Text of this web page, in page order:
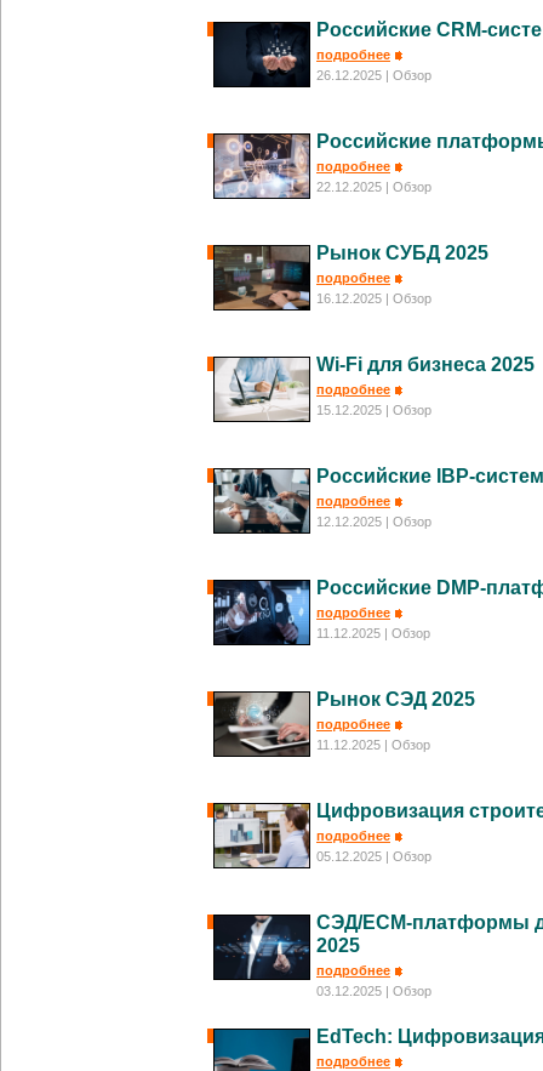
Российские CRM-
подробнее
26.12.2025
| Обзор
Российские
подробнее
22.12.2025
| Обзор
Рынок СУБД 2025
подробнее
16.12.2025
| Обзор
Wi-Fi для бизнеса 2025
подробнее
15.12.2025
| Обзор
Российские IBP-
подробнее
12.12.2025
| Обзор
Российские DMP-
подробнее
11.12.2025
| Обзор
Рынок СЭД 2025
подробнее
11.12.2025
| Обзор
Цифровизация
подробнее
05.12.2025
| Обзор
СЭД/ECM-платформы
2025
подробнее
03.12.2025
| Обзор
EdTech:
подробнее